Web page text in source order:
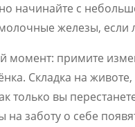
начинайте с
железы, если
примите
Складка на
только вы
на заботу о себе